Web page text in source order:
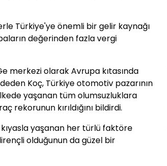
Türkiye'ye önemli bir gelir kaynağı
değerinden fazla vergi
merkezi olarak Avrupa kıtasında
Koç, Türkiye otomotiv pazarının
yaşanan tüm olumsuzluklara
rekorunun kırıldığını bildirdi.
yaşanan her türlü faktöre
olduğunun da güzel bir